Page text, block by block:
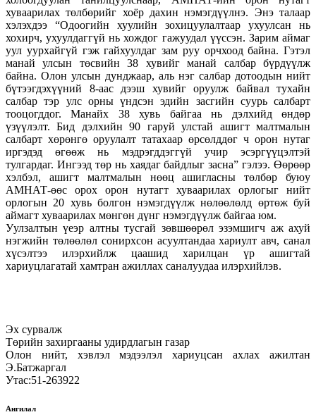
хуваарилах төлбөрийг хоёр дахин нэмэгдүүлнэ. Энэ талаар
хэлэхдээ “Одоогийн хуулийн зохицуулалтаар ухуулсан нь
хохирч, ухуулдаггүй нь хождог гажуудал үүссэн. Зарим аймаг
уул уурхайгүй гэж гайхуулдаг зам руу орчхоод байна. Гэтэл
манай улсын төсвийн 38 хувийг манай салбар бүрдүүлж
байна. Олон улсын дунджаар, аль нэг салбар дотоодын нийт
бүтээгдэхүүний 8-аас дээш хувийг оруулж байвал тухайн
салбар тэр улс орны үндсэн эдийн засгийн суурь салбарт
тооцогддог. Манайх 38 хувь байгаа нь дэлхийд өндөр
үзүүлэлт. Бид дэлхийн 90 гаруй улстай ашигт малтмалын
салбарт хөрөнгө оруулалт татахаар өрсөлддөг ч орон нутаг
иргэдэд өгөөж нь мэдрэгддэггүй учир эсэргүүцэлтэй
тулгардаг. Ингээд төр нь хаядаг байдлыг засна” гэлээ. Өөрөөр
хэлбэл, ашигт малтмалын нөөц ашигласны төлбөр буюу
АМНАТ-өөс орох орон нутагт хуваарилах орлогыг нийт
орлогын 20 хувь болгон нэмэгдүүлж нөлөөлөлд өртөж буй
аймагт хуваарилах мөнгөн дүнг нэмэгдүүлж байгаа юм.
Уулзалтын үеэр алтны тусгай зөвшөөрөл эзэмшигч аж ахуй
нэгжийн төлөөлөл сонирхсон асуултандаа хариулт авч, санал
хүсэлтээ илэрхийлж цаашид харилцан үр ашигтай
хариуцлагатай хамтран ажиллах саналуудаа илэрхийлэв.
Эх сурвалж
Төрийн захиргааны удирдлагын газар
Олон нийт, хэвлэл мэдээлэл хариуцсан ахлах ажилтан
Э.Батжаргал
Утас:51-263922
Ангилал